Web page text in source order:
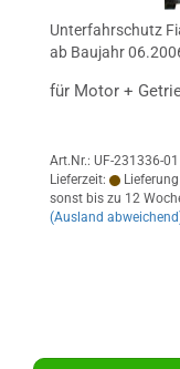
Unterfahrschutz
ab Baujahr
für Motor +
Art.Nr.: UF-231336-01
Lieferzeit:
sonst bis zu 12
(Ausland